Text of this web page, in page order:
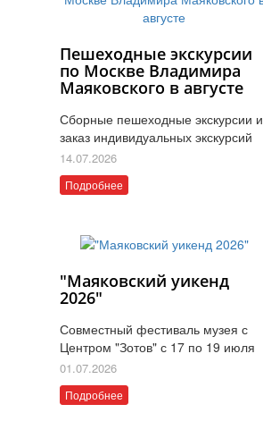
Пешеходные экскурсии
по Москве Владимира
Маяковского в августе
Сборные пешеходные экскурсии и
заказ индивидуальных экскурсий
14.07.2026
Подробнее
"Маяковский уикенд
2026"
Совместный фестиваль музея с
Центром "Зотов" с 17 по 19 июля
01.07.2026
Подробнее